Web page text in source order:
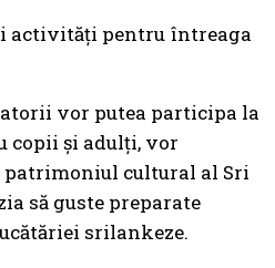
activități pentru întreaga
vor putea participa la
copii și adulți, vor
patrimoniul cultural al Sri
să guste preparate
srilankeze.